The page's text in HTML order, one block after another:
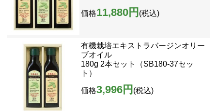
価格11,880円 (税込)
有機栽培エキストラバージンオリー
ブオイル
180g 2本セット（SB180-37セッ
ト）
価格3,996円 (税込)